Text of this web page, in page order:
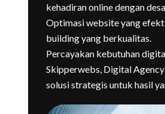
kehadiran online dengan
Optimasi website yang
building yang berkualitas.
Percayakan kebutuhan
Skipperwebs, Digital
solusi strategis untuk hasil